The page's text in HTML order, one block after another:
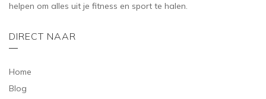
helpen om alles uit je fitness en sport te halen.
DIRECT NAAR
Home
Blog